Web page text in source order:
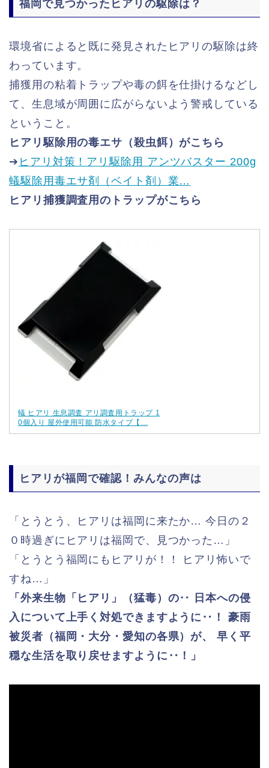
福岡で見つかったヒアリの駆除は？
環境省によると既に発見されたヒアリの駆除は終
わっています。
捕獲用の粘着トラップや毒の餌を仕掛けるなどし
て、生息域が周囲に広がらないよう警戒している
ということ。
ヒアリ駆除用の毒エサ（殺虫餌）がこちら
➔ ヒアリ対策！アリ駆除用 アンツバスター 200g
蟻駆除用毒エサ剤（ベイト剤）業…
ヒアリ捕獲調査用のトラップがこちら
蟻 ヒアリ 生息調査 アリ調査用トラップ 1
0個入り 屋外使用可能 防水タイプ【…
ヒアリが福岡で確認！みんなの声は
「とうとう、ヒアリは福岡に来たか… 今日の２
０時過ぎにヒアリは福岡で、見つかった…」
「とうとう福岡にもヒアリが！！ ヒアリ怖いで
すね…」
「外来生物「ヒアリ」（猛毒）の‥ 日本への侵
入について上手く対処できますように‥！ 豪雨
被災者（福岡・大分・愛知の各県）が、 早く平
穏な生活を取り戻せますように‥！」